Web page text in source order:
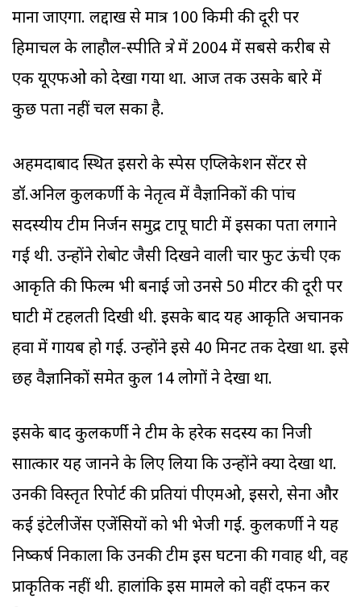
माना जाएगा. लद्दाख से मात्र 100 किमी की दूरी पर
हिमाचल के लाहौल-स्पीति क्षेत्र में 2004 में सबसे करीब से
एक यूएफओ को देखा गया था. आज तक उसके बारे में
कुछ पता नहीं चल सका है.
अहमदाबाद स्थित इसरो के स्पेस एप्लिकेशन सेंटर से
डॉ.अनिल कुलकर्णी के नेतृत्व में वैज्ञानिकों की पांच
सदस्यीय टीम निर्जन समुद्र टापू घाटी में इसका पता लगाने
गई थी. उन्होंने रोबोट जैसी दिखने वाली चार फुट ऊंची एक
आकृति की फिल्म भी बनाई जो उनसे 50 मीटर की दूरी पर
घाटी में टहलती दिखी थी. इसके बाद यह आकृति अचानक
हवा में गायब हो गई. उन्होंने इसे 40 मिनट तक देखा था. इसे
छह वैज्ञानिकों समेत कुल 14 लोगों ने देखा था.
इसके बाद कुलकर्णी ने टीम के हरेक सदस्य का निजी
साक्षात्कार यह जानने के लिए लिया कि उन्होंने क्या देखा था.
उनकी विस्तृत रिपोर्ट की प्रतियां पीएमओ, इसरो, सेना और
कई इंटेलीजेंस एजेंसियों को भी भेजी गई. कुलकर्णी ने यह
निष्कर्ष निकाला कि उनकी टीम इस घटना की गवाह थी, वह
प्राकृतिक नहीं थी. हालांकि इस मामले को वहीं दफन कर